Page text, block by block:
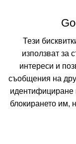
Пълно описание на
Тези
използват за
интереси и
съобщения на
идентифициране
блокирането им,